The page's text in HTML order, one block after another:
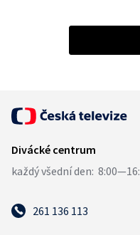
261 136 113